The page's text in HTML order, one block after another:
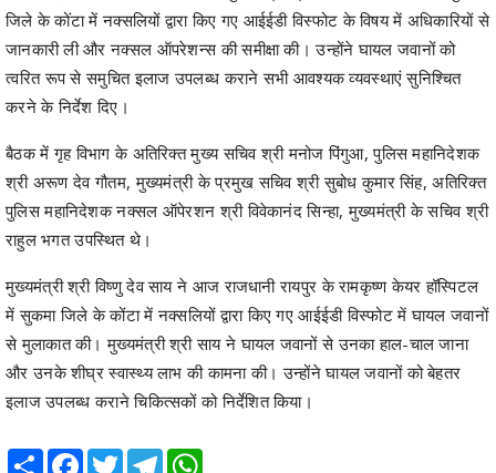
त्वरित रूप से समुचित इलाज उपलब्ध कराने सभी आवश्यक व्यवस्थाएं सुनिश्चित
करने के निर्देश दिए।
बैठक में गृह विभाग के अतिरिक्त मुख्य सचिव श्री मनोज पिंगुआ, पुलिस महानिदेशक
श्री अरूण देव गौतम, मुख्यमंत्री के प्रमुख सचिव श्री सुबोध कुमार सिंह, अतिरिक्त
पुलिस महानिदेशक नक्सल ऑपेरशन श्री विवेकानंद सिन्हा, मुख्यमंत्री के सचिव श्री
राहुल भगत उपस्थित थे।
मुख्यमंत्री श्री विष्णु देव साय ने आज राजधानी रायपुर के रामकृष्ण केयर हॉस्पिटल
में सुकमा जिले के कोंटा में नक्सलियों द्वारा किए गए आईईडी विस्फोट में घायल जवानों
से मुलाकात की। मुख्यमंत्री श्री साय ने घायल जवानों से उनका हाल-चाल जाना
और उनके शीघ्र स्वास्थ्य लाभ की कामना की। उन्होंने घायल जवानों को बेहतर
इलाज उपलब्ध कराने चिकित्सकों को निर्देशित किया।
Share Facebook
TwitterTelegramWhatsApp